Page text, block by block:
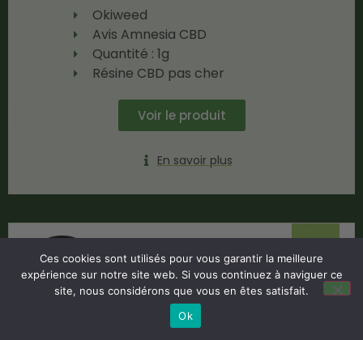
Okiweed
Avis Amnesia CBD
Quantité : 1g
Résine CBD pas cher
Voir le produit
En savoir plus
-80%
Ces cookies sont utilisés pour vous garantir la meilleure
expérience sur notre site web. Si vous continuez à naviguer ce
site, nous considérons que vous en êtes satisfait.
Ok